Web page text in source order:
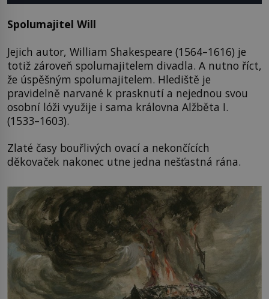
Spolumajitel Will
Jejich autor, William Shakespeare (1564–1616) je
totiž zároveň spolumajitelem divadla. A nutno říct,
že úspěšným spolumajitelem. Hlediště je
pravidelně narvané k prasknutí a nejednou svou
osobní lóži využije i sama královna Alžběta I.
(1533–1603).
Zlaté časy bouřlivých ovací a nekončících
děkovaček nakonec utne jedna nešťastná rána.